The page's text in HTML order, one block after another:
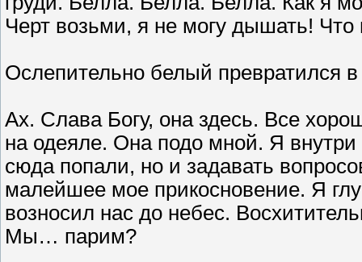
Черт возьми, я не могу дышать!
Ослепительно белый превратился
Ах. Слава Богу, она здесь. Все
на одеяле. Она подо мной. Я
сюда попали, но и задавать
малейшее мое прикосновение. Я
возносил нас до небес.
Мы… парим?